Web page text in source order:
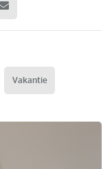
Vakantie